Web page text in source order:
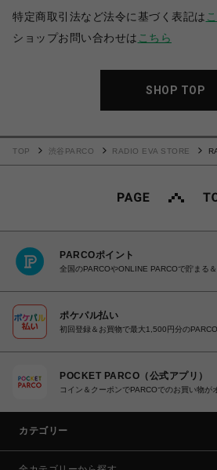
特定商取引法など法令に基づく表記は
ショップお問い合わせは こちら
SHOP TOP
TOP 渋谷PARCO RADIO EVA STORE
PARCOポイント
全国のPARCOやONLINE PARCOで貯まる
ポケパル払い
初回登録＆お買物で最大1,500円分の
POCKET PARCO（公式アプリ）
コイン＆クーポンでPARCOでのお買い物が
カテゴリー